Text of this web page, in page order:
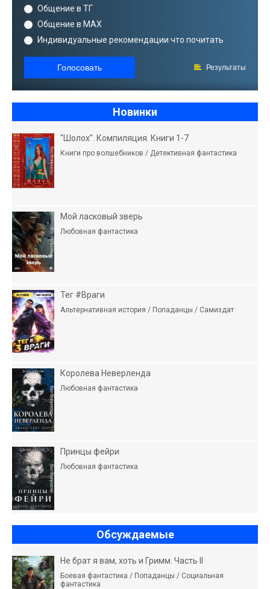
Общение в ТГ
Общение в MAX
Индивидуальные рекомендации что почитать
Голосовать Результаты
Новинки
"Шолох". Компиляция. Книги 1-7
Книги про волшебников / Детективная фантастика
Мой ласковый зверь
Любовная фантастика
Тег #Враги
Альтернативная история / Попаданцы / Самиздат
Королева Неверленда
Любовная фантастика
Принцы фейри
Любовная фантастика
Обсуждаемые
Не брат я вам, хоть и Гримм. Часть II
Боевая фантастика / Попаданцы / Социальная
фантастика